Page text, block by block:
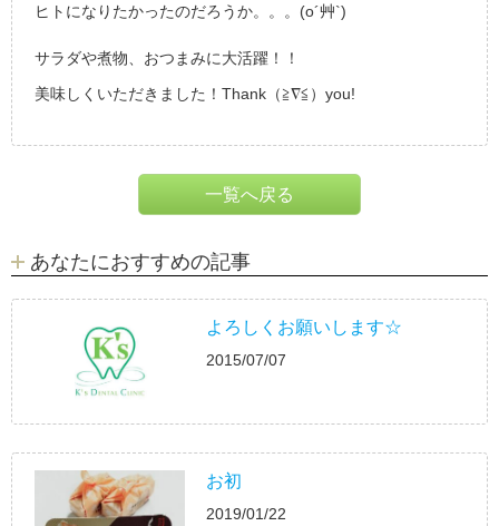
ヒトになりたかったのだろうか。。。(o´艸`)
サラダや煮物、おつまみに大活躍！！
美味しくいただきました！Thank（≧∇≦）you!
一覧へ戻る
あなたにおすすめの記事
よろしくお願いします☆
2015/07/07
お初
2019/01/22